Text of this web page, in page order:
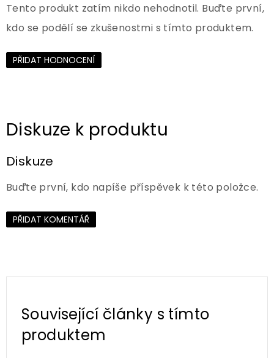
Tento produkt zatím nikdo nehodnotil. Buďte první,
kdo se podělí se zkušenostmi s tímto produktem.
PŘIDAT HODNOCENÍ
Diskuze
Buďte první, kdo napíše příspěvek k této položce.
PŘIDAT KOMENTÁŘ
Související články s tímto
produktem